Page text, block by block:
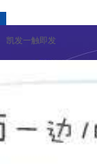
凯发一触即发